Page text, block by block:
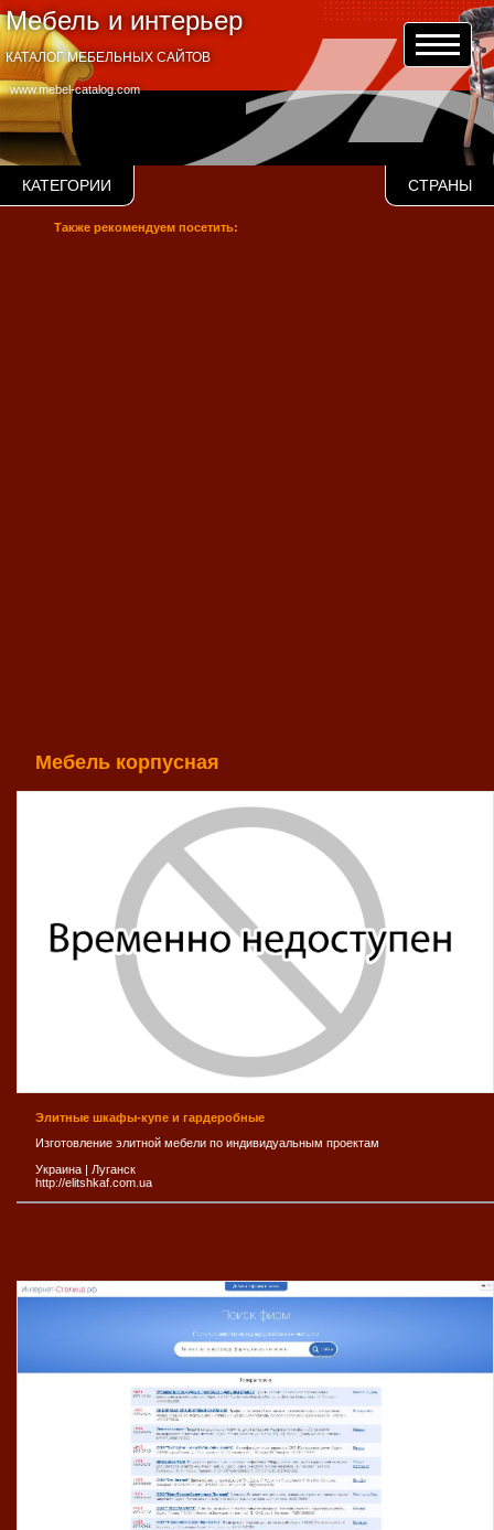
Мебель и интерьер
www.mebel-catalog.com
КАТАЛОГ МЕБЕЛЬНЫХ САЙТОВ
КАТЕГОРИИ СТРАНЫ
Также рекомендуем посетить:
Мебель корпусная
Элитные шкафы-купе и гардеробные
Изготовление элитной мебели по индивидуальным проектам
Украина | Луганск
http://elitshkaf.com.ua